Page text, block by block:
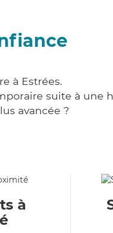
à Estrées.
suite à une
avancée ?
à